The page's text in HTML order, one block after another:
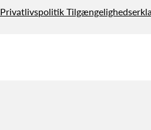
Privatlivspolitik